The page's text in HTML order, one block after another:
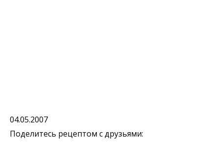
04.05.2007
Поделитесь рецептом с друзьями: